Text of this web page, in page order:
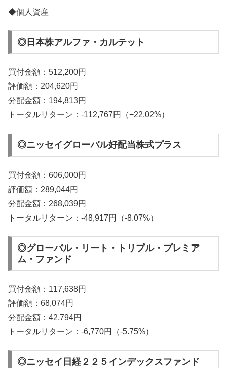
◆個人資産
◎日本株アルファ・カルテット
買付金額：512,200円
評価額：204,620円
分配金額：194,813円
トータルリターン：-112,767円（−22.02%）
◎ニッセイグローバル好配当株式プラス
買付金額：606,000円
評価額：289,044円
分配金額：268,039円
トータルリターン：-48,917円（-8.07%）
◎グローバル・リート・トリプル・プレミア
ム・ファンド
買付金額：117,638円
評価額：68,074円
分配金額：42,794円
トータルリターン：-6,770円（-5.75%）
◎ニッセイ日経２２５インデックスファンド